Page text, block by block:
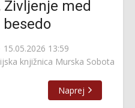
Življenje med
15.05.2026 13:59
knjižnica Murska Sobota
Naprej